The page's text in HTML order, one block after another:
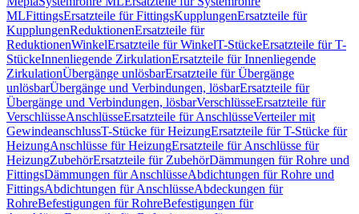
MLFittingsErsatzteile für FittingsKupplungenErsatzteile für
KupplungenReduktionenErsatzteile für
ReduktionenWinkelErsatzteile für WinkelT-StückeErsatzteile für T-
StückeInnenliegende ZirkulationErsatzteile für Innenliegende
ZirkulationÜbergänge unlösbarErsatzteile für Übergänge
unlösbarÜbergänge und Verbindungen, lösbarErsatzteile für
Übergänge und Verbindungen, lösbarVerschlüsseErsatzteile für
VerschlüsseAnschlüsseErsatzteile für AnschlüsseVerteiler mit
GewindeanschlussT-Stücke für HeizungErsatzteile für T-Stücke für
HeizungAnschlüsse für HeizungErsatzteile für Anschlüsse für
HeizungZubehörErsatzteile für ZubehörDämmungen für Rohre und
FittingsDämmungen für AnschlüsseAbdichtungen für Rohre und
FittingsAbdichtungen für AnschlüsseAbdeckungen für
RohreBefestigungen für RohreBefestigungen für